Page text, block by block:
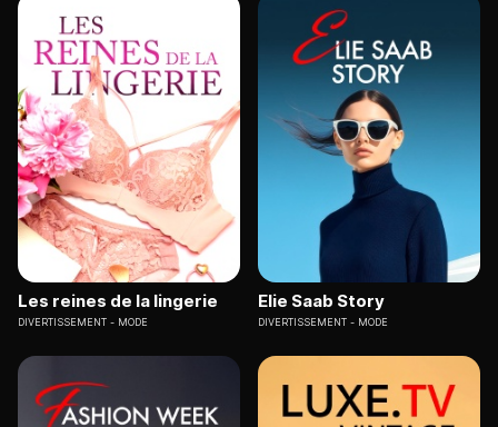
Les reines de la lingerie
DIVERTISSEMENT MODE
Elie Saab Story
DIVERTISSEMENT MODE